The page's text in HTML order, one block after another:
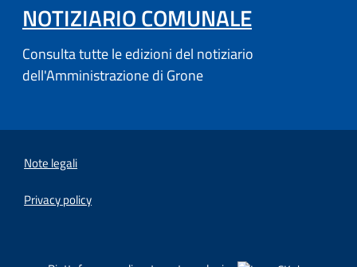
NOTIZIARIO COMUNALE
Consulta tutte le edizioni del notiziario
dell'Amministrazione di Grone
Note legali
Privacy policy